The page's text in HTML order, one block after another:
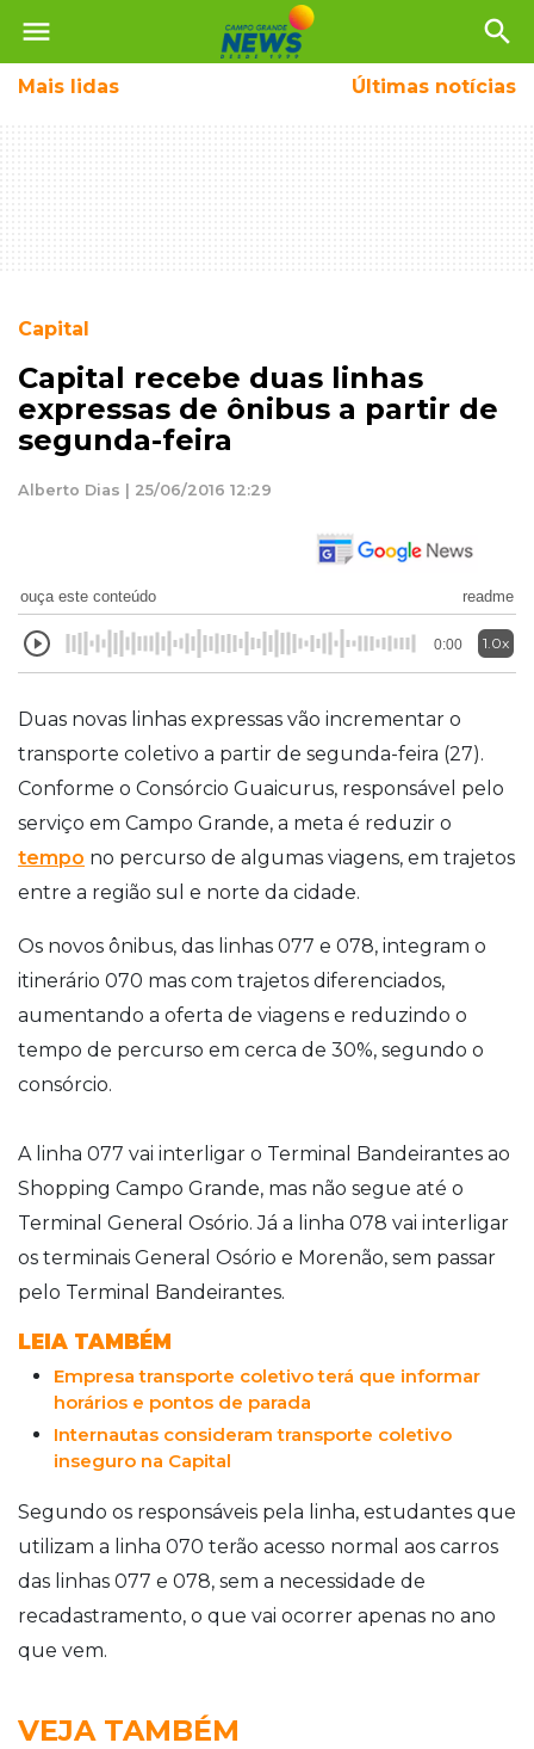
menu search
Mais lidas Últimas notícias
Capital
Capital recebe duas linhas
expressas de ônibus a partir de
segunda-feira
Alberto Dias | 25/06/2016 12:29
ouça este conteúdo readme
0:00 1.0x
Duas novas linhas expressas vão incrementar o
transporte coletivo a partir de segunda-feira (27).
Conforme o Consórcio Guaicurus, responsável pelo
serviço em Campo Grande, a meta é reduzir o
tempo no percurso de algumas viagens, em trajetos
entre a região sul e norte da cidade.
Os novos ônibus, das linhas 077 e 078, integram o
itinerário 070 mas com trajetos diferenciados,
aumentando a oferta de viagens e reduzindo o
tempo de percurso em cerca de 30%, segundo o
consórcio.
A linha 077 vai interligar o Terminal Bandeirantes ao
Shopping Campo Grande, mas não segue até o
Terminal General Osório. Já a linha 078 vai interligar
os terminais General Osório e Morenão, sem passar
pelo Terminal Bandeirantes.
LEIA TAMBÉM
Empresa transporte coletivo terá que informar
horários e pontos de parada
Internautas consideram transporte coletivo
inseguro na Capital
Segundo os responsáveis pela linha, estudantes que
utilizam a linha 070 terão acesso normal aos carros
das linhas 077 e 078, sem a necessidade de
recadastramento, o que vai ocorrer apenas no ano
que vem.
VEJA TAMBÉM